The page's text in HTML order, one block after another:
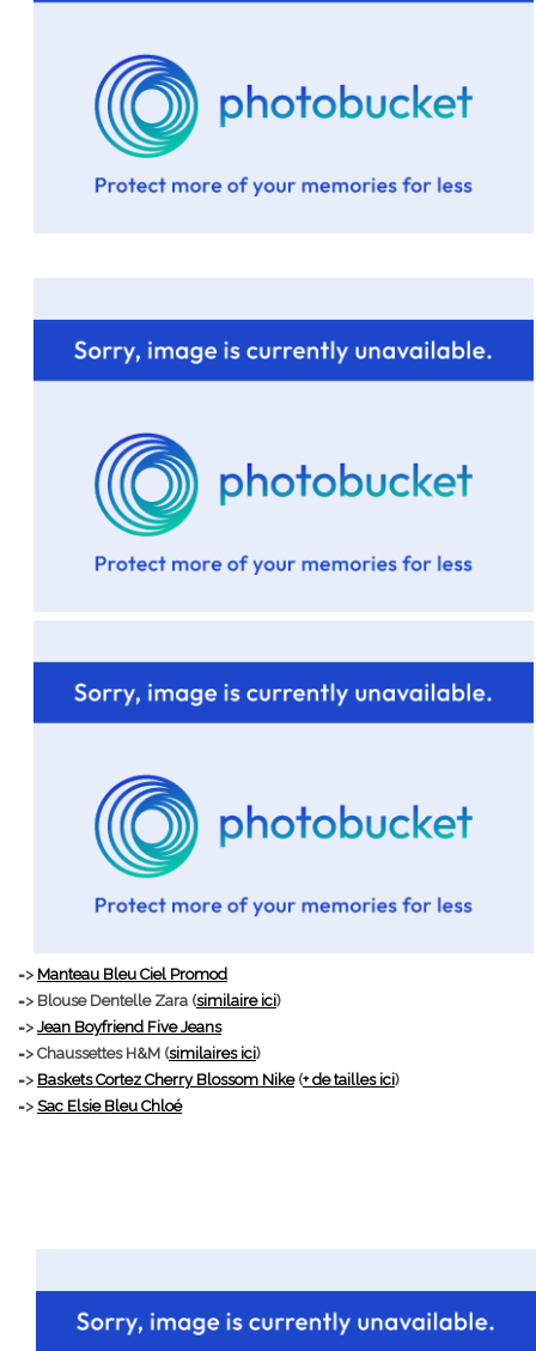
=> Manteau Bleu Ciel Promod
=> Blouse Dentelle Zara (similaire ici)
=> Jean Boyfriend Five Jeans
=> Chaussettes H&M (similaires ici)
=> Baskets Cortez Cherry Blossom Nike(+ de tailles ici)
=> Sac Elsie Bleu Chloé